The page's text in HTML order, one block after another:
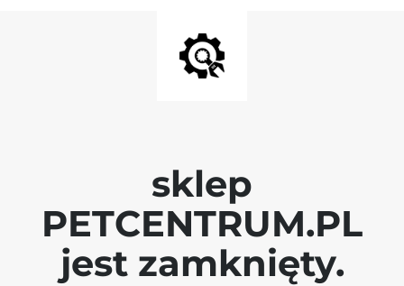
sklep
PETCENTRUM.PL
jest zamknięty.